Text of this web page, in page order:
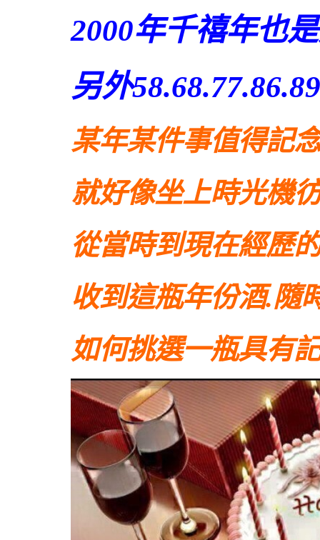
2000年千禧年也
另外
某年某件事值得記
就好像坐上時光機
從當時到現在經歷
收到這瓶年份酒.隨
如何挑選一瓶具有